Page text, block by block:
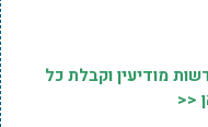
מודיעין וקבלת כל
<<